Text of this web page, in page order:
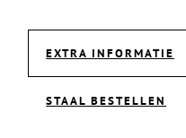
EXTRA INFORMATIE
STAAL BESTELLEN